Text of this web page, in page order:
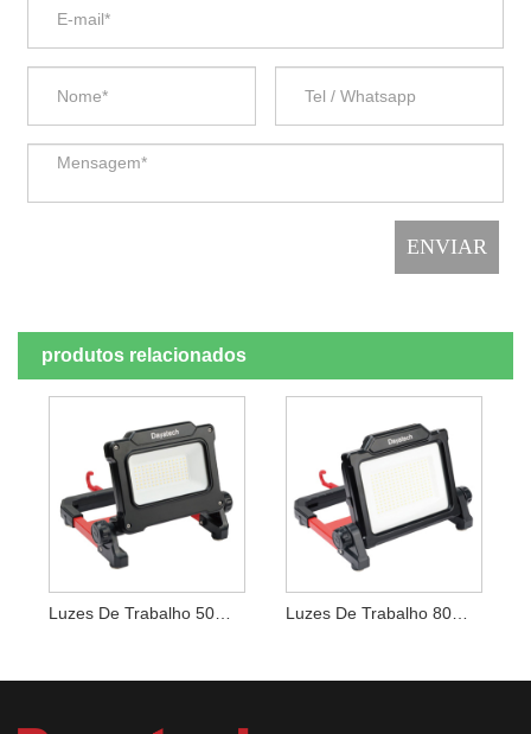
produtos relacionados
Luzes De Trabalho 50W Dobráveis